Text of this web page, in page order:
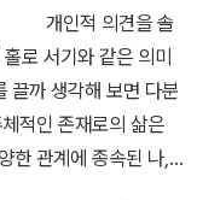
이기는 싸움이 아니
지 현장에서 사람들을
사람보다 조용히 무
하는 일 사이에서 고
좋아하는 것, 세상이
것 같다. AI를 대하는
어주는 스승으로 모
검하는 도구로 활용
변하는 시대일수록
않아지고 있는 것 같
도 꼰대 소리를 들었을
서 책은, 책만의 강점
부분을 넘기면서 본인
. 디지털 시대에 종이
사이에서 독서가 트렌
개인적 의견을 솔
로 서기와 같은 의미
끌까 생각해 보면 다분
적인 존재로의 삶은
한 관계에 종속된 나,